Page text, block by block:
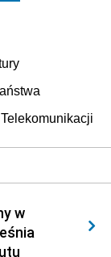
i Budownictwa
i
w